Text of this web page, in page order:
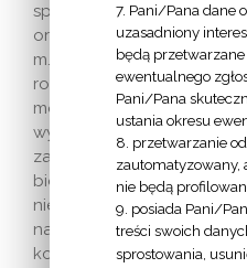
sprawowania i
oraz sakramentaliów.
m.in. przystąpić do
rozgrzeszenia, przystąpić
może też przewodniczyć
wylicza szczegółowo te
zakaz pełnienia funkcji
bierzmowania, czy świadka
niemożność pełnienia
należenia do publicznych
kościelnych, wreszcie –
7. Pani/Pana dane
uzasadniony
będą przetwarzane
ewentualnego
Pani/Pana
ustania okresu
8. przetwarzanie
zautomatyzowany,
nie będą
9. posiada Pani/
treści swoich
sprostowania,